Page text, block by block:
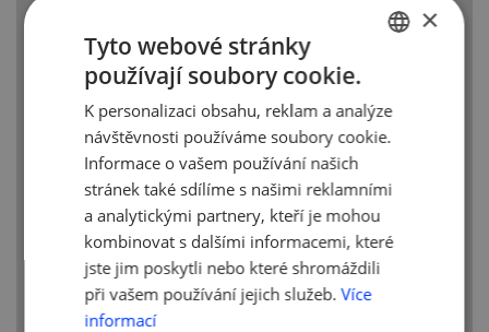
Technická univerzita v Liberci je
koordinující za Českou republiku
celosvětový průzkum podnikatelského
ducha studentů vysokých škol
pod názvem GUESSS
http://www.guesssurvey.org/). Zajímá se
rovněž o názory ze strany podnikatelů.
Zapojení rodinných firem/farem, které
mají zájem o ROZVOJ naší společnosti, je
možné jak na úrovni závěrečných prací
studentů nebo výzkumných projektů
dlouhodobějšího rázu.
ENGLISH
×
Tyto webové stránky
používají soubory cookie.
K personalizaci obsahu, reklam a analýze
návštěvnosti používáme soubory cookie.
Informace o vašem používání našich
stránek také sdílíme s našimi reklamními
a analytickými partnery, kteří je mohou
kombinovat s dalšími informacemi, které
jste jim poskytli nebo které shromáždili
při vašem používání jejich služeb. Více
informací